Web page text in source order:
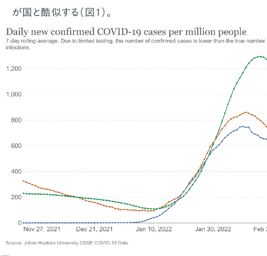
が国と酷似する（図1）。